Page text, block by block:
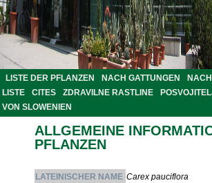
LISTE DER PFLANZEN NACH GATTUNGEN
LISTE
CITES ZDRAVILNE RASTLINE
VON SLOWENIEN
ALLGEMEINE
PFLANZEN
LATEINISCHER NAME Carex pauciflora